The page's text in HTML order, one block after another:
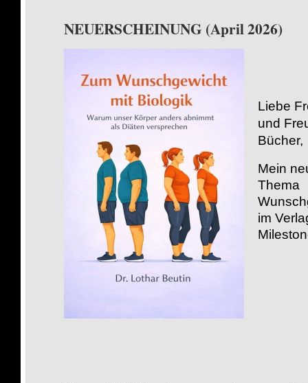
NEUERSCHEINUNG (April 2026)
Liebe
und
Bücher,
Mein
Thema
im